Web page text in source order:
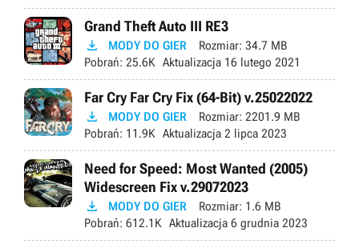
Grand Theft Auto III RE3
 MODY DO GIER Rozmiar: 34.7 MB
Pobrań: 25.6K Aktualizacja 16 lutego 2021
Far Cry Far Cry Fix (64-Bit) v.25022022
 MODY DO GIER Rozmiar: 2201.9 MB
Pobrań: 11.9K Aktualizacja 2 lipca 2023
Need for Speed: Most Wanted (2005)
Widescreen Fix v.29072023
 MODY DO GIER Rozmiar: 1.6 MB
Pobrań: 612.1K Aktualizacja 6 grudnia 2023